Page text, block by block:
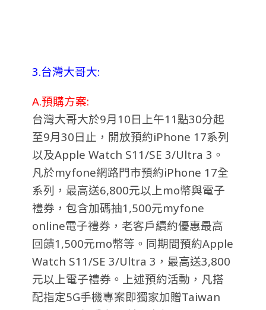
3.台灣大哥大:
A.預購方案:
台灣大哥大於9月10日上午11點30分起
至9月30日止，開放預約iPhone 17系列
以及Apple Watch S11/SE 3/Ultra 3。
凡於myfone網路門市預約iPhone 17全
系列，最高送6,800元以上mo幣與電子
禮券，包含加碼抽1,500元myfone
online電子禮券，老客戶續約優惠最高
回饋1,500元mo幣等。同期間預約Apple
Watch S11/SE 3/Ultra 3，最高送3,800
元以上電子禮券。上述預約活動，凡搭
配指定5G手機專案即獨家加贈Taiwan